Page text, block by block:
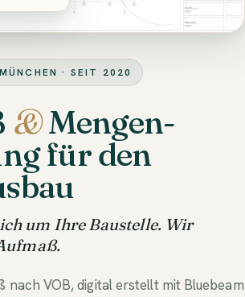
· SEIT 2020
&Mengen­
für den
um Ihre Baustelle. Wir
nach VOB, digital erstellt mit Bluebeam